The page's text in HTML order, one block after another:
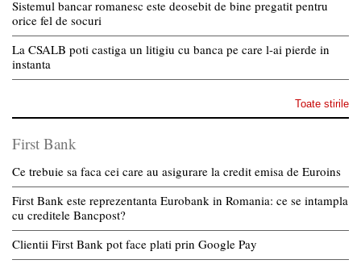
Sistemul bancar romanesc este deosebit de bine pregatit pentru
orice fel de socuri
La CSALB poti castiga un litigiu cu banca pe care l-ai pierde in
instanta
Toate stirile
First Bank
Ce trebuie sa faca cei care au asigurare la credit emisa de Euroins
First Bank este reprezentanta Eurobank in Romania: ce se intampla
cu creditele Bancpost?
Clientii First Bank pot face plati prin Google Pay